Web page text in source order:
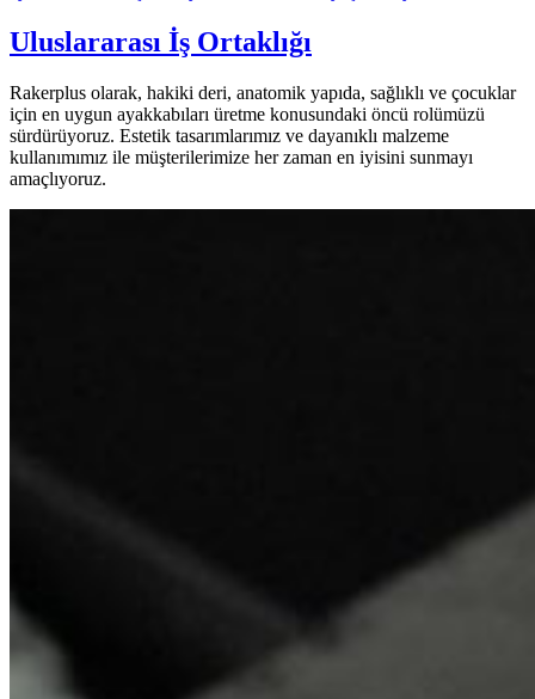
Uluslararası İş Ortaklığı
Rakerplus olarak, hakiki deri, anatomik yapıda, sağlıklı ve çocuklar
için en uygun ayakkabıları üretme konusundaki öncü rolümüzü
sürdürüyoruz. Estetik tasarımlarımız ve dayanıklı malzeme
kullanımımız ile müşterilerimize her zaman en iyisini sunmayı
amaçlıyoruz.